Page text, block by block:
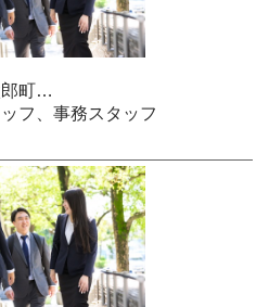
郎町…
フ、事務スタッフ